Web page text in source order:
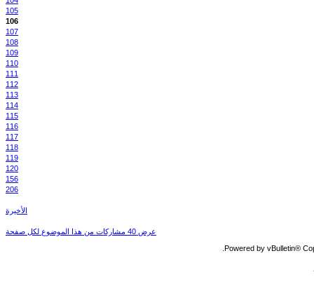
105
106
107
108
109
110
111
112
113
114
115
116
117
118
119
120
156
206
الأخيرة
عرض 40 مشاركات من هذا الموضوع لكل صفحة
Powered by vBulletin®